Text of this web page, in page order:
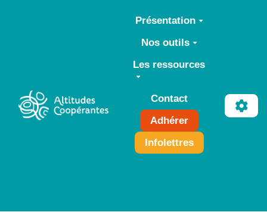
Aller au contenu principal
Présentation
Nos outils
Les ressources
Contact
Adhérer
Infolettres